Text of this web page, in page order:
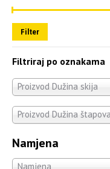
Filter
Filtriraj po oznakama
Proizvod Dužina skija
Proizvod Dužina
Namjena
Namjena